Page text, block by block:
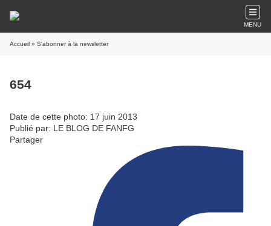
MENU
Accueil » S'abonner à la newsletter
654
Date de cette photo: 17 juin 2013
Publié par: LE BLOG DE FANFG
Partager